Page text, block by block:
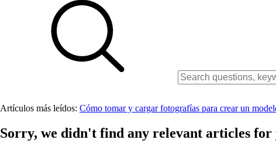
Artículos más leídos: Cómo tomar y cargar fotografías para crear un
Sorry, we didn't find any relevant articles for